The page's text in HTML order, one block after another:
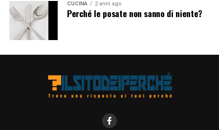
fulcro cruciale nella catena di approvvigionamento
globale della moda. Tuttavia, è importante considerare
anche le implicazioni di questa dipendenza dalla
lavoratori e alla sostenibilità ambientale. Alla luce di ciò,
diversificare le fonti di produzione al fine di garantire
una maggiore resilienza e sostenibilità nel settore della
CUCINA 2 anni ago
Perché le posate non sanno di niente?